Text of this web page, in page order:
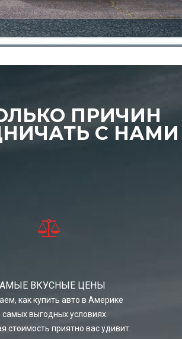
ПРИЧИН
С НАМИ
ВКУСНЫЕ ЦЕНЫ
как купить авто в Америке
самых выгодных условиях.
стоимость приятно вас удивит.